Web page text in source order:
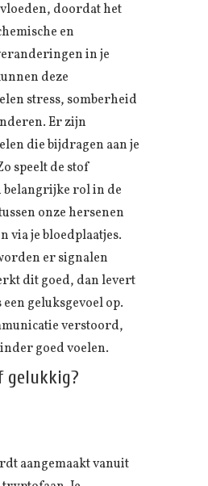
doordat het
en
in je
deze
stress, somberheid
Er zijn
die bijdragen aan je
speelt de stof
belangrijke rol in de
onze hersenen
via je bloedplaatjes.
er signalen
dit goed, dan levert
geluksgevoel op.
verstoord,
goed voelen.
gelukkig?
aangemaakt vanuit